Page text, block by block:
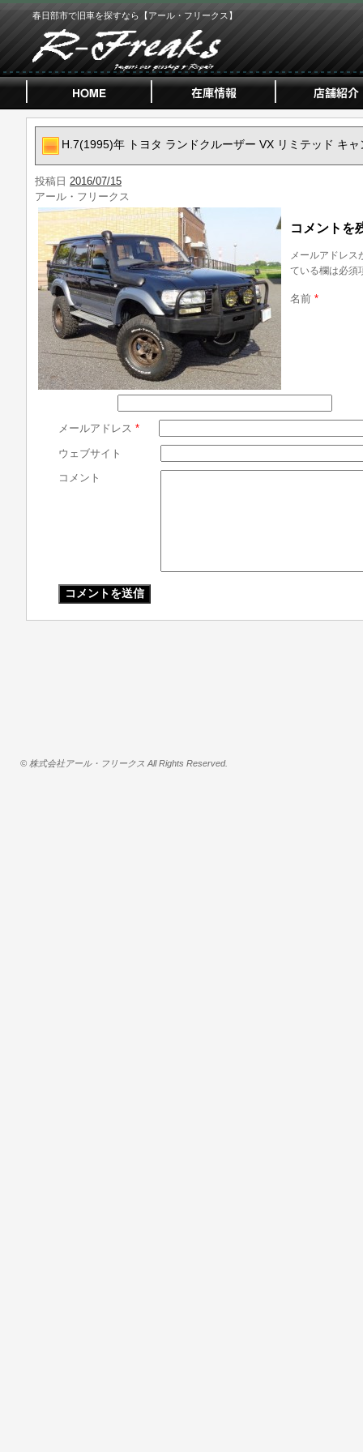
春日部市で旧車を探すなら【アール・フリークス】
H.7(1995)年 トヨタ ランドクルーザー VX リミテッド キャ
投稿日 2016/07/15
アール・フリークス
コメントを
メールアドレス
ている欄は必須
名前 *
メールアドレス *
ウェブサイト
コメント
© 株式会社アール・フリークス All Rights Reserved.